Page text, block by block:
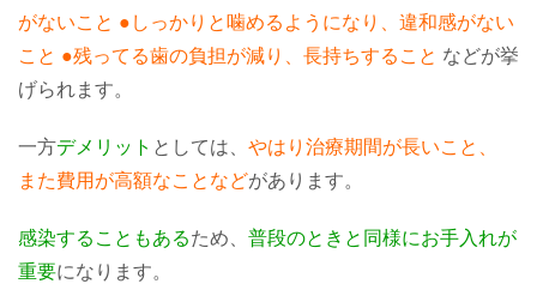
がないこと ●しっかりと噛めるようになり、違和感がない
こと ●残ってる歯の負担が減り、長持ちすること などが挙
げられます。
一方デメリット としては、 やはり治療期間が長いこと、
また費用が高額なことなどがあります。
感染することもあるため、 普段のときと同様にお手入れが
重要になります。